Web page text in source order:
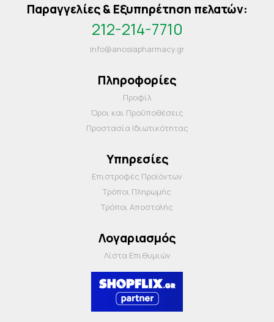
Παραγγελίες & Εξυπηρέτηση πελατών:
212-214-7710
info@anosiapharmacy.gr
Πληροφορίες
Προφίλ
Όροι και Προΰποθέσεις
Προστασία Ιδιωτικότητας
Υπηρεσίες
Επιστροφές Προϊόντων
Τρόποι Πληρωμής
Τρόποι Αποστολής
Λογαριασμός
Λίστα Επιθυμιών